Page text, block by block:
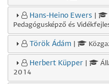
Hans-Heino Ewers
Pedagógusképző és
Török Ádám
Herbert Küpper
2014